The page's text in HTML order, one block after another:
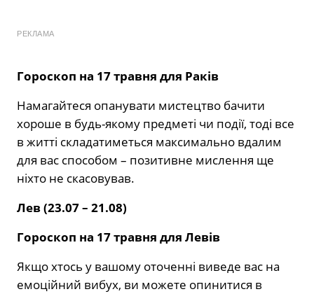
РЕКЛАМА
Гороскоп на 17 травня для Раків
Намагайтеся опанувати мистецтво бачити
хороше в будь-якому предметі чи події, тоді все
в житті складатиметься максимально вдалим
для вас способом – позитивне мислення ще
ніхто не скасовував.
Лев (23.07 – 21.08)
Гороскоп на 17 травня для Левів
Якщо хтось у вашому оточенні виведе вас на
емоційний вибух, ви можете опинитися в